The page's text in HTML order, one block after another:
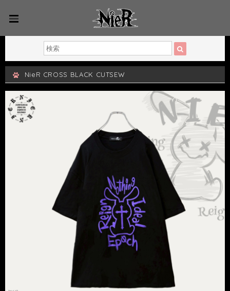
NieR CROSS BLACK CUTSEW